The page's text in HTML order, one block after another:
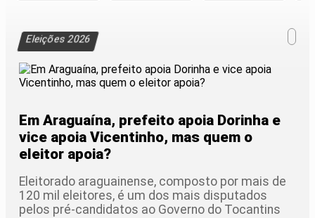
Eleições 2026
Em Araguaína, prefeito apoia Dorinha e
vice apoia Vicentinho, mas quem o
eleitor apoia?
Eleitorado araguainense, composto por mais de
120 mil eleitores, é um dos mais disputados
pelos pré-candidatos ao Governo do Tocantins